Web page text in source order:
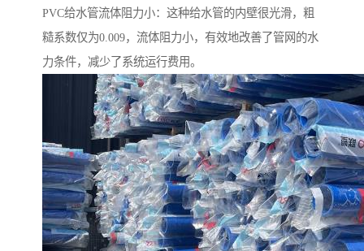
PVC给水管流体阻力小：这种给水管的内壁很光滑，粗
糙系数仅为0.009，流体阻力小，有效地改善了管网的水
力条件，减少了系统运行费用。